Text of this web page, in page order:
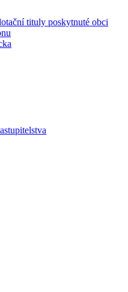
tituly poskytnuté obci